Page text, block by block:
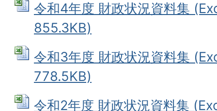
令和4年度 財政状況資料集
855.3KB)
令和3年度 財政状況資料集
778.5KB)
令和2年度 財政状況資料集